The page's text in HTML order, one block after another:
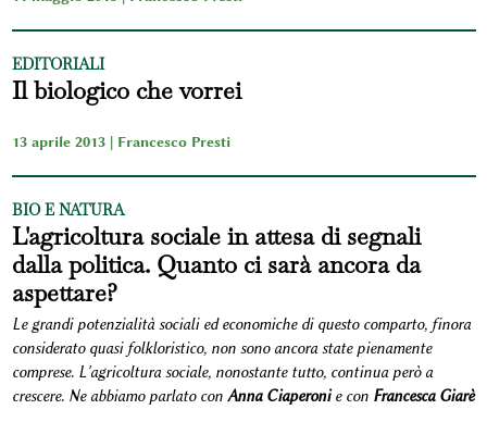
EDITORIALI
Il biologico che vorrei
13 aprile 2013 | Francesco Presti
BIO E NATURA
L'agricoltura sociale in attesa di segnali
dalla politica. Quanto ci sarà ancora da
aspettare?
Le grandi potenzialità sociali ed economiche di questo comparto, finora
considerato quasi folkloristico, non sono ancora state pienamente
comprese. L'agricoltura sociale, nonostante tutto, continua però a
crescere. Ne abbiamo parlato con Anna Ciaperonie con Francesca Giarè